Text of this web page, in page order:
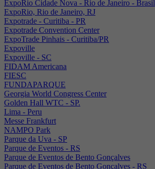
ExpoRio Cidade Nova - Rio de Janeiro - Brasil
ExpoRio, Rio de Janeiro, RJ
Expotrade - Curitiba - PR
Expotrade Convention Center
ExpoTrade Pinhais - Curitiba/PR
Expoville
Expoville - SC
FIDAM Americana
FIESC
FUNDAPARQUE
Georgia World Congress Center
Golden Hall WTC - SP.
Lima - Peru
Messe Frankfurt
NAMPO Park
Parque da Uva - SP
Parque de Eventos - RS
Parque de Eventos de Bento Gonçalves
Parque de Eventos de Bento Gonçalves - RS